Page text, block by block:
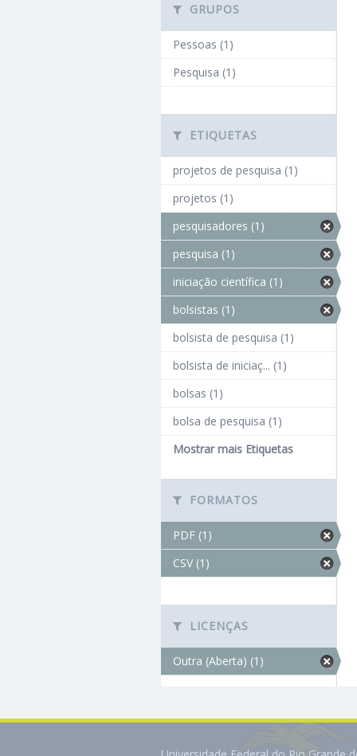
GRUPOS
Pessoas (1)
Pesquisa (1)
ETIQUETAS
projetos de pesquisa (1)
projetos (1)
pesquisadores (1)
pesquisa (1)
iniciação científica (1)
bolsistas (1)
bolsista de pesquisa (1)
bolsista de iniciaç... (1)
bolsas (1)
bolsa de pesquisa (1)
Mostrar mais Etiquetas
FORMATOS
PDF (1)
CSV (1)
LICENÇAS
Outra (Aberta) (1)